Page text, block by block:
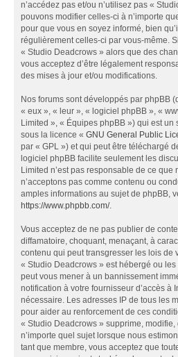
n’accédez pas et/ou n’utilisez pas «
pouvons modifier celles-ci à n’importe
pour que vous en soyez informé, bien
régulièrement celles-ci par vous-même.
« Studio Deadcrows » alors que des
vous acceptez d’être légalement
des mises à jour et/ou modifications.
Nos forums sont développés par phpBB
« eux », « leur », « logiciel phpBB », «
Limited », « Équipes phpBB ») qui est un
sous la licence « GNU General Public
par « GPL ») et qui peut être téléchargé
logiciel phpBB facilite seulement les
Limited n’est pas responsable de ce que
n’acceptons pas comme contenu ou
amples informations au sujet de phpBB,
https://www.phpbb.com/.
Vous acceptez de ne pas publier de
diffamatoire, choquant, menaçant, à
contenu qui peut transgresser les lois de
« Studio Deadcrows » est hébergé ou
peut vous mener à un bannissement
notification à votre fournisseur d’accès à
nécessaire. Les adresses IP de tous les
pour aider au renforcement de ces
« Studio Deadcrows » supprime,
n’importe quel sujet lorsque nous
tant que membre, vous acceptez que